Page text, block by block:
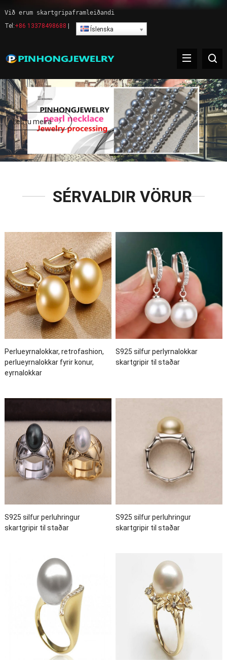
Við erum skartgripaframleiðandi
Tel:+86 13378498688 Íslenska
SÉRVALDIR VÖRUR
Perlueyrnalokkar, retrofashion,
perlueyrnalokkar fyrir konur,
eyrnalokkar
S925 silfur perlyrnalokkar
skartgripir til staðar
S925 silfur perluhringur
skartgripir til staðar
S925 silfur perluhringur
skartgripir til staðar